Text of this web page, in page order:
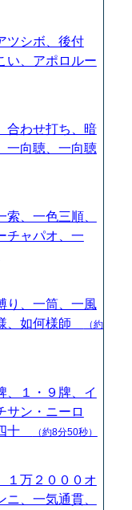
ツシボ、後付
い、アポロルー
合わせ打ち、暗
一向聴、一向聴
、一色三順、
チャパオ、一
り、一筒、一風
、如何様師
（約
、１・９牌、イ
サン・ニーロ
十
（約8分50秒）
１万２０００オ
、一気通貫、